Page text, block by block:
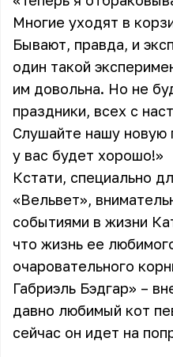
Многие уходят в
Бывают, правда, и
один такой
им довольна. Но не
праздники, всех с
Слушайте нашу новую
у вас будет хорошо!»
Кстати, специально
«Вельвет»,
событиями в жизни
что жизнь ее
очаровательного
Габриэль Бэдгар» –
давно любимый кот
сейчас он идет на